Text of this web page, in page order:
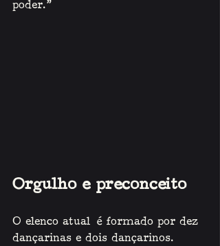
poder.”
Orgulho e preconceito
O elenco atual é formado por dez
dançarinas e dois dançarinos.